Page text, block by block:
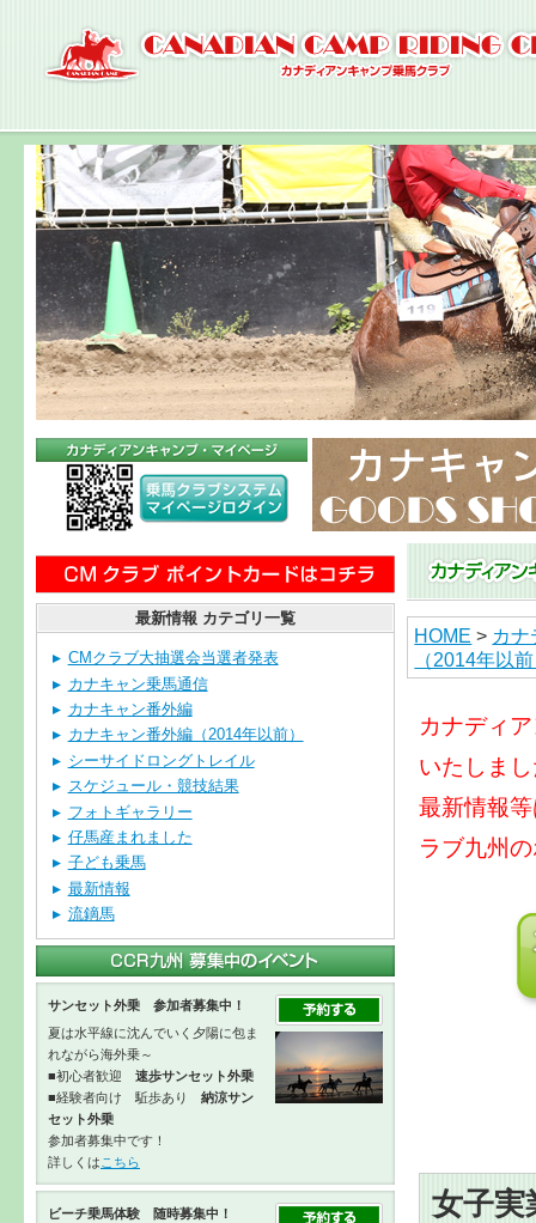
HOME > カ
（2014年以
カナディ
いたしま
最新情報
ラブ九州
女子実
最新情報 カテゴリ一覧
CMクラブ大抽選会当選者発表
カナキャン乗馬通信
カナキャン番外編
カナキャン番外編（2014年以前）
シーサイドロングトレイル
スケジュール・競技結果
フォトギャラリー
仔馬産まれました
子ども乗馬
最新情報
流鏑馬
サンセット外乗 参加者募集中！
夏は水平線に沈んでいく夕陽に包ま
れながら海外乗～
■初心者歓迎 速歩サンセット外乗
■経験者向け 駈歩あり 納涼サン
セット外乗
参加者募集中です！
詳しくは こちら
ビーチ乗馬体験 随時募集中！